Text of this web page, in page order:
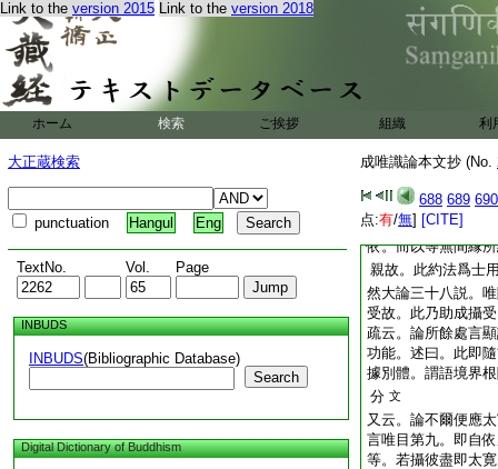
Link to the version 2015 Link to the version 2018
ホーム 検索 ご挨拶 組織 利
大正蔵検索
punctuation Hangul Eng
TextNo. Vol. Page
INBUDS
INBUDS(Bibliographic Database)
Search
Digital Dictionary of Buddhism
成唯識論本文抄 (No.
688 689 690
点:有/無] [CITE]
習氣･有潤･無間滅
別功能･和合･不障
祕云。疏云十一依
眼識等。名法士用
前後不逾數紙。即
依合十二處。有義
士用果。而皆不許
疎上文云○如眼識生
依。而以等無間縁
親故。此約法爲士
然大論三十八説。
受故。此乃助成攝
疏云。論所餘處言
功能。述曰。此即
據別體。謂語境界
分 文
又云。論不爾便應
言唯目第九。即自
等。若攝彼盡即太